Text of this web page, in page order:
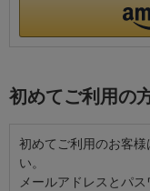
初めてご利用の
初めてご利用のお客
い。
メールアドレスとパ